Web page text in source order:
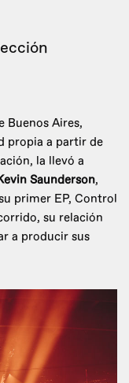
Buenos Aires,
propia a partir de
la llevó a
Saunderson,
primer EP, Control
su relación
a producir sus